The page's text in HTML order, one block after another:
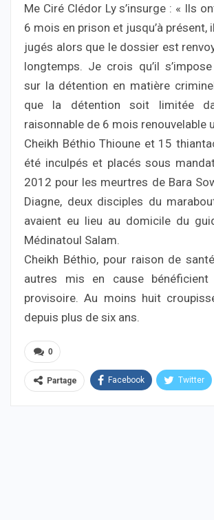
Me Ciré Clédor Ly s’insurge : « Ils
6 mois en prison et jusqu’à présent,
jugés alors que le dossier est
longtemps. Je crois qu’il
sur la détention en matière
que la détention soit limitée
raisonnable de 6 mois renouvelable
Cheikh Béthio Thioune et 15
été inculpés et placés sous
2012 pour les meurtres de Bara
Diagne, deux disciples du
avaient eu lieu au domicile du
Médinatoul Salam.
Cheikh Béthio, pour raison de
autres mis en cause bénéficient
provisoire. Au moins huit
depuis plus de six ans.
0
Partage Facebook Twitter